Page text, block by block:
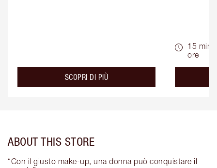
SCOPRI DI PIÙabout the
15 min
ore
ABOUT THIS STORE
“Con il giusto make-up, una donna può conquistare il